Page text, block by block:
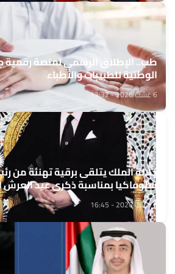
طب.. الإطلاق الرسمي لمنصة رقمية
الوطنية للطبيبات والأطباء
6 غشت 2026 - 17:32
جلالة الملك يتلقى برقية تهنئة من
سلوفاكيا بمناسبة ذكرى عيد العرش
6 غشت 2026 - 16:45